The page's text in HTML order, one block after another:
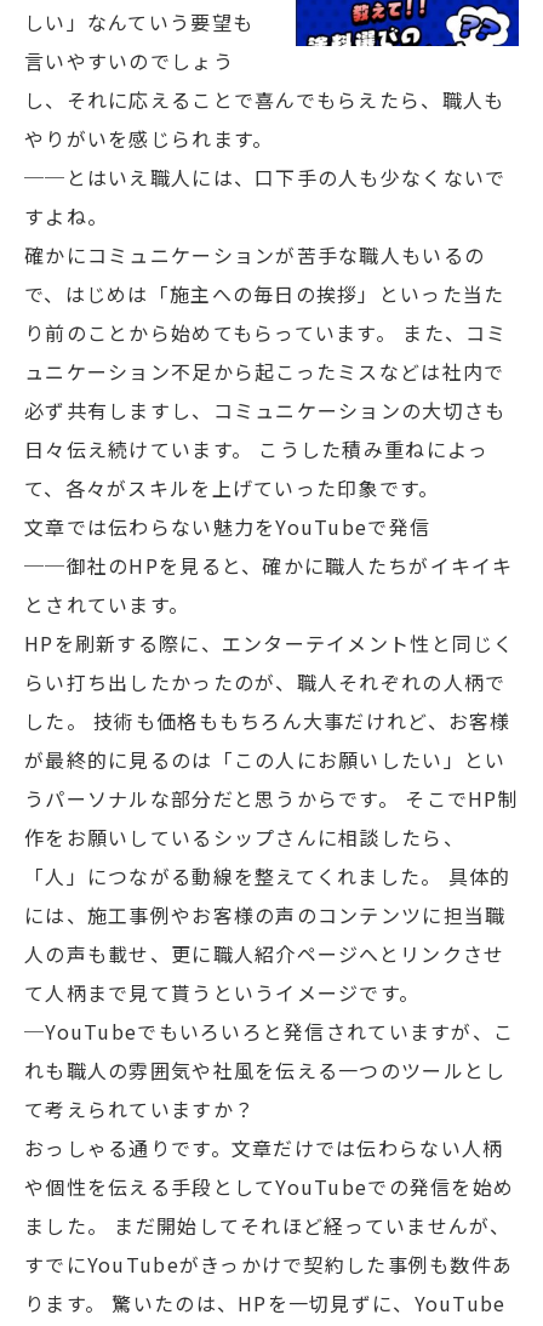
しい」なんていう要望も
言いやすいのでしょう
し、それに応えることで喜んでもらえたら、職人も
やりがいを感じられます。
──とはいえ職人には、口下手の人も少なくないで
すよね。
確かにコミュニケーションが苦手な職人もいるの
で、はじめは「施主への毎日の挨拶」といった当た
り前のことから始めてもらっています。 また、コミ
ュニケーション不足から起こったミスなどは社内で
必ず共有しますし、コミュニケーションの大切さも
日々伝え続けています。 こうした積み重ねによっ
て、各々がスキルを上げていった印象です。
文章では伝わらない魅力をYouTubeで発信
──御社のHPを見ると、確かに職人たちがイキイキ
とされています。
HPを刷新する際に、エンターテイメント性と同じく
らい打ち出したかったのが、職人それぞれの人柄で
した。 技術も価格ももちろん大事だけれど、お客様
が最終的に見るのは「この人にお願いしたい」とい
うパーソナルな部分だと思うからです。 そこでHP制
作をお願いしているシップさんに相談したら、
「人」につながる動線を整えてくれました。 具体的
には、施工事例やお客様の声のコンテンツに担当職
人の声も載せ、更に職人紹介ページへとリンクさせ
て人柄まで見て貰うというイメージです。
─YouTubeでもいろいろと発信されていますが、こ
れも職人の雰囲気や社風を伝える一つのツールとし
て考えられていますか？
おっしゃる通りです。文章だけでは伝わらない人柄
や個性を伝える手段としてYouTubeでの発信を始め
ました。 まだ開始してそれほど経っていませんが、
すでにYouTubeがきっかけで契約した事例も数件あ
ります。 驚いたのは、HPを一切見ずに、YouTube